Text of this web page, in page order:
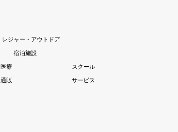
レジャー・アウトドア
宿泊施設
医療
スクール
通販
サービス